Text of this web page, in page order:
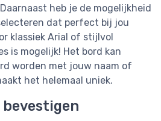
heb je de mogelijkheid
dat perfect bij jou
klassiek Arial of stijlvol
is mogelijk! Het bord kan
worden met jouw naam of
het helemaal uniek.
bevestigen